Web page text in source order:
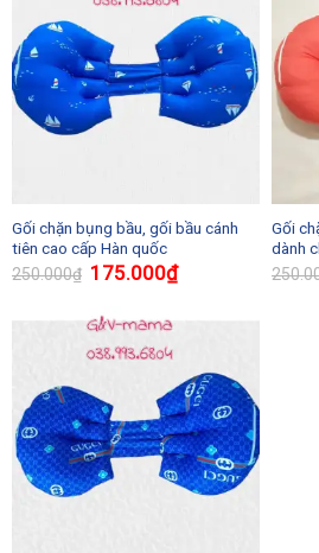
Gối chặn bụng bầu, gối bầu cánh
tiên cao cấp Hàn quốc
250.000₫ 175.000₫
Gối
dành